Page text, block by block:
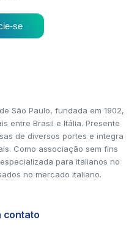
se
São Paulo, fundada em 1902,
entre Brasil e Itália. Presente
de diversos portes e integra
Como associação sem fins
para italianos no
no mercado italiano.
contato